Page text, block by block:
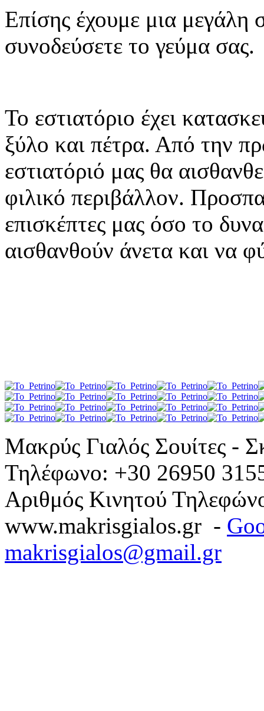
Επίσης έχουμε μια μεγάλη
συνοδεύσετε το γεύμα σας.
Το εστιατόριο έχει
ξύλο και πέτρα. Από την
εστιατόριό μας θα
φιλικό περιβάλλον.
επισκέπτες μας όσο το
αισθανθούν άνετα και να
Μακρύς Γιαλός Σουίτες -
Τηλέφωνο: +30 26950
Αριθμός Κινητού
www.makrisgialos.gr -
makrisgialos@gmail.gr